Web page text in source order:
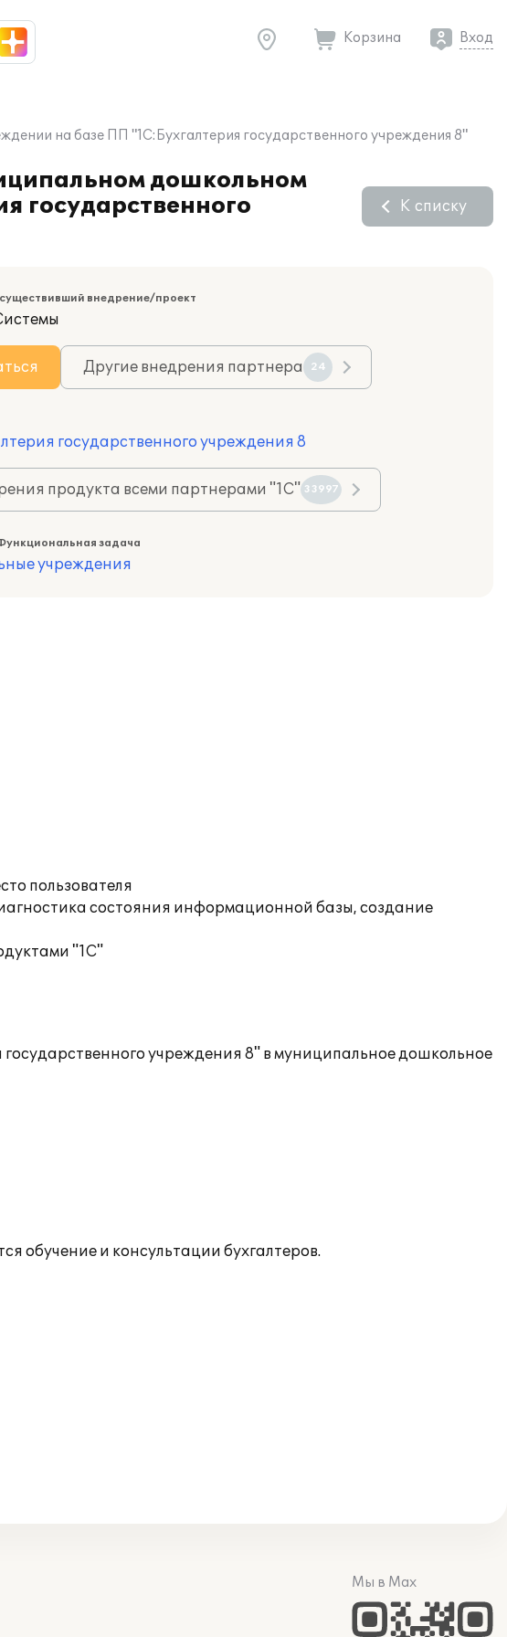
Корзина Вход
на базе ПП "1С:Бухгалтерия государственного учреждения 8"
дошкольном
государственного
К списку
внедрение/проект
Другие внедрения партнера 24
государственного учреждения 8
продукта всеми партнерами "1С" 33997
задача
учреждения
пользователя
состояния информационной базы, создание
"1С"
учреждения 8" в муниципальное дошкольное
обучение и консультации бухгалтеров.
Мы в Max